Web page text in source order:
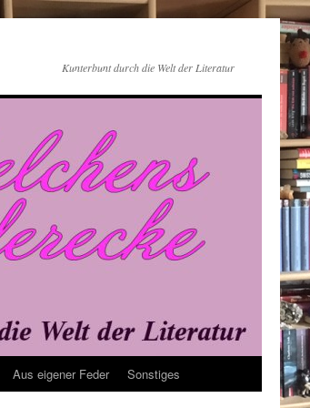
Kunterbunt durch die Welt der Literatur
Aus eigener Feder Sonstiges